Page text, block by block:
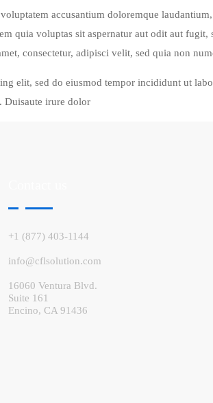
accusantium doloremque
quia voluptas sit aspernatur aut odit aut
consectetur, adipisci velit, sed quia non
elit, sed do eiusmod tempor incididunt ut
Duisaute irure dolor
+1 (877) 403-1144
info@cflsolution.com
16060 Ventura Blvd.
Suite 161
Encino, CA 91436